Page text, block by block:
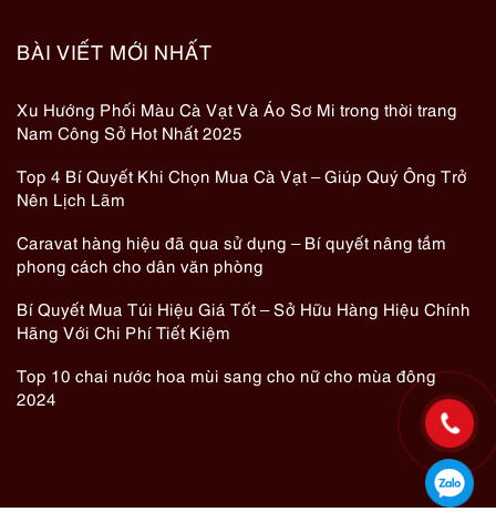
BÀI VIẾT MỚI NHẤT
Xu Hướng Phối Màu Cà Vạt Và Áo Sơ Mi trong thời trang
Nam Công Sở Hot Nhất 2025
Top 4 Bí Quyết Khi Chọn Mua Cà Vạt – Giúp Quý Ông Trở
Nên Lịch Lãm
Caravat hàng hiệu đã qua sử dụng – Bí quyết nâng tầm
phong cách cho dân văn phòng
Bí Quyết Mua Túi Hiệu Giá Tốt – Sở Hữu Hàng Hiệu Chính
Hãng Với Chi Phí Tiết Kiệm
Top 10 chai nước hoa mùi sang cho nữ cho mùa đông
2024